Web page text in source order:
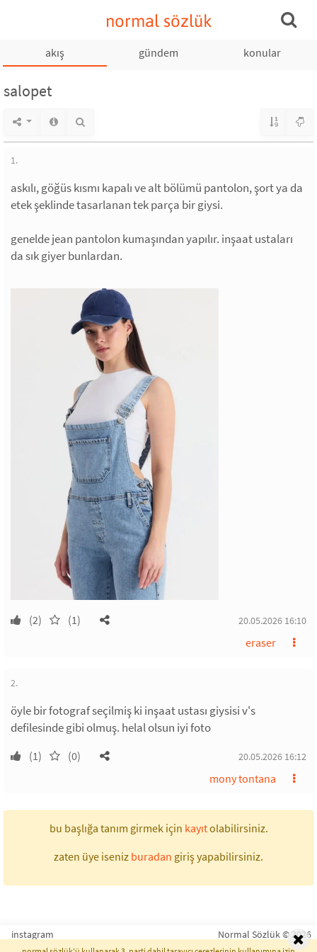
normal sözlük
akış gündem konular
salopet
1.
askılı, göğüs kısmı kapalı ve alt bölümü pantolon, şort ya da
etek şeklinde tasarlanan tek parça bir giysi.
genelde jean pantolon kumaşından yapılır. inşaat ustaları
da sık giyer bunlardan.
(2) (1) 20.05.2026 16:10
eraser
2.
öyle bir fotograf seçilmiş ki inşaat ustası giysisi v's
defilesinde gibi olmuş. helal olsun iyi foto
(1) (0) 20.05.2026 16:12
mony tontana
bu başlığa tanım girmek için kayıtolabilirsiniz.
zaten üye iseniz buradan giriş yapabilirsiniz.
instagram Normal Sözlük © 2026